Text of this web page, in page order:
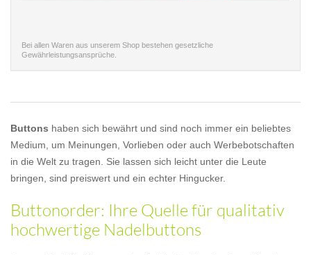
Bei allen Waren aus unserem Shop bestehen gesetzliche
Gewährleistungsansprüche.
Buttons haben sich bewährt und sind noch immer ein beliebtes
Medium, um Meinungen, Vorlieben oder auch Werbebotschaften
in die Welt zu tragen. Sie lassen sich leicht unter die Leute
bringen, sind preiswert und ein echter Hingucker.
Buttonorder: Ihre Quelle für qualitativ
hochwertige Nadelbuttons